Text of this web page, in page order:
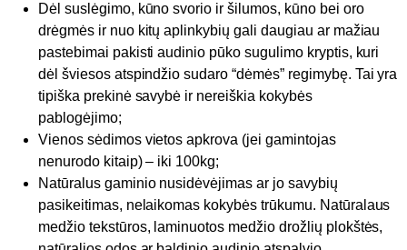
Dėl suslėgimo, kūno svorio ir šilumos, kūno bei oro
drėgmės ir nuo kitų aplinkybių gali daugiau ar mažiau
pastebimai pakisti audinio pūko sugulimo kryptis, kuri
dėl šviesos atspindžio sudaro “dėmės” regimybę. Tai yra
tipiška prekinė savybė ir nereiškia kokybės
pablogėjimo;
Vienos sėdimos vietos apkrova (jei gamintojas
nenurodo kitaip) – iki 100kg;
Natūralus gaminio nusidėvėjimas ar jo savybių
pasikeitimas, nelaikomas kokybės trūkumu. Natūralaus
medžio tekstūros, laminuotos medžio drožlių plokštės,